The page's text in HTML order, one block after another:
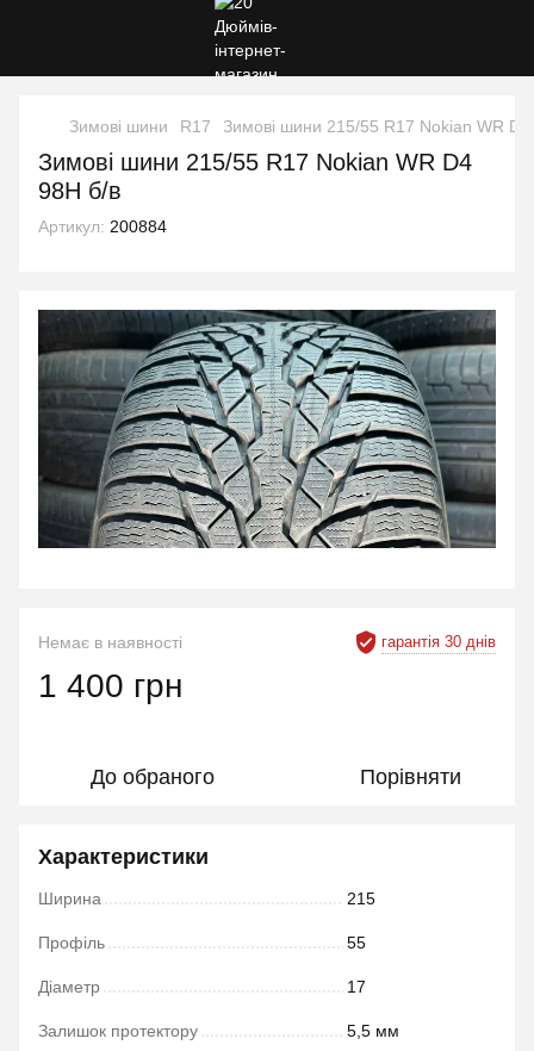
Зимові шини R17 Зимові шини 215/55 R17 Nokian WR
Зимові шини 215/55 R17 Nokian WR D4
98H б/в
Артикул: 200884
гарантія 30 днів
Немає в наявності
1 400 грн
До обраного Порівняти
Характеристики
Ширина 215
Профіль 55
Діаметр 17
Залишок протектору 5,5 мм